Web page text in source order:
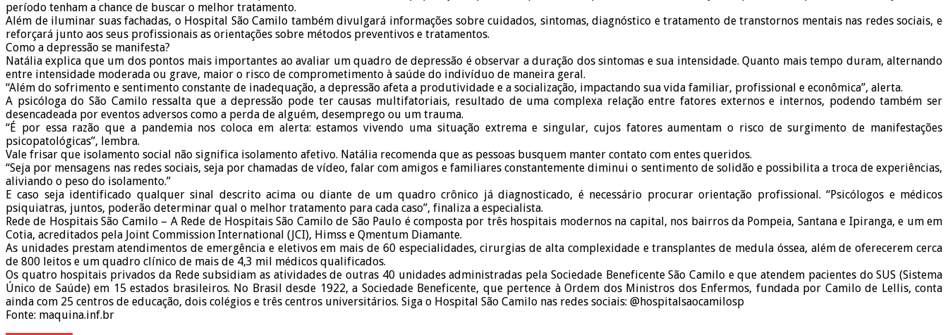
período tenham a chance de buscar o melhor tratamento.
Além de iluminar suas fachadas, o Hospital São Camilo também divulgará informações sobre cuidados, sintomas, diagnóstico e tratamento de transtornos mentais nas redes sociais, e
reforçará junto aos seus profissionais as orientações sobre métodos preventivos e tratamentos.
Como a depressão se manifesta?
Natália explica que um dos pontos mais importantes ao avaliar um quadro de depressão é observar a duração dos sintomas e sua intensidade. Quanto mais tempo duram, alternando
entre intensidade moderada ou grave, maior o risco de comprometimento à saúde do indivíduo de maneira geral.
“Além do sofrimento e sentimento constante de inadequação, a depressão afeta a produtividade e a socialização, impactando sua vida familiar, profissional e econômica”, alerta.
A psicóloga do São Camilo ressalta que a depressão pode ter causas multifatoriais, resultado de uma complexa relação entre fatores externos e internos, podendo também ser
desencadeada por eventos adversos como a perda de alguém, desemprego ou um trauma.
“É por essa razão que a pandemia nos coloca em alerta: estamos vivendo uma situação extrema e singular, cujos fatores aumentam o risco de surgimento de manifestações
psicopatológicas”, lembra.
Vale frisar que isolamento social não significa isolamento afetivo. Natália recomenda que as pessoas busquem manter contato com entes queridos.
“Seja por mensagens nas redes sociais, seja por chamadas de vídeo, falar com amigos e familiares constantemente diminui o sentimento de solidão e possibilita a troca de experiências,
aliviando o peso do isolamento.”
E caso seja identificado qualquer sinal descrito acima ou diante de um quadro crônico já diagnosticado, é necessário procurar orientação profissional. “Psicólogos e médicos
psiquiatras, juntos, poderão determinar qual o melhor tratamento para cada caso”, finaliza a especialista.
Rede de Hospitais São Camilo – A Rede de Hospitais São Camilo de São Paulo é composta por três hospitais modernos na capital, nos bairros da Pompeia, Santana e Ipiranga, e um em
Cotia, acreditados pela Joint Commission International (JCI), Himss e Qmentum Diamante.
As unidades prestam atendimentos de emergência e eletivos em mais de 60 especialidades, cirurgias de alta complexidade e transplantes de medula óssea, além de oferecerem cerca
de 800 leitos e um quadro clínico de mais de 4,3 mil médicos qualificados.
Os quatro hospitais privados da Rede subsidiam as atividades de outras 40 unidades administradas pela Sociedade Beneficente São Camilo e que atendem pacientes do SUS (Sistema
Único de Saúde) em 15 estados brasileiros. No Brasil desde 1922, a Sociedade Beneficente, que pertence à Ordem dos Ministros dos Enfermos, fundada por Camilo de Lellis, conta
ainda com 25 centros de educação, dois colégios e três centros universitários. Siga o Hospital São Camilo nas redes sociais: @hospitalsaocamilosp
Fonte: maquina.inf.br